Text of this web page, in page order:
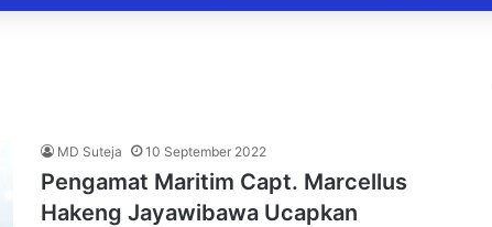
MD Suteja 10 September 2022
Pengamat Maritim Capt. Marcellus
Hakeng Jayawibawa Ucapkan